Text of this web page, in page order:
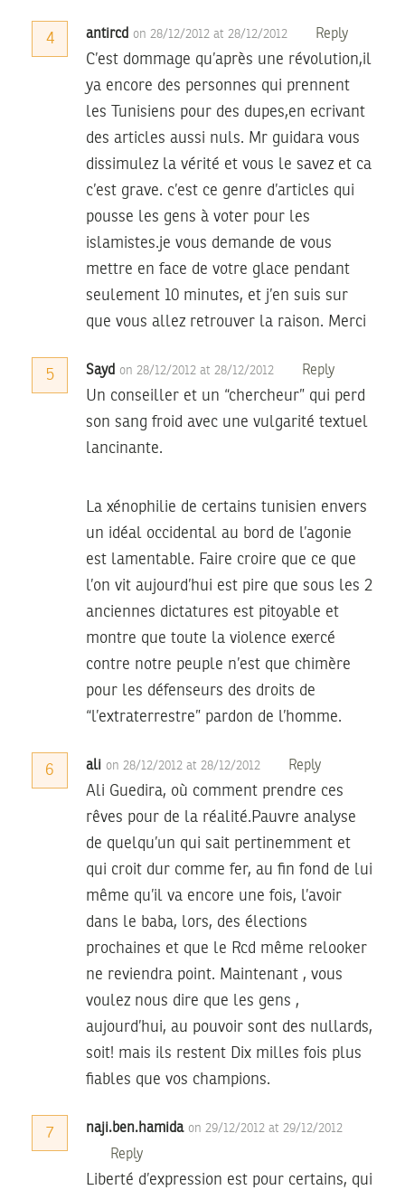
4 antircd on 28/12/2012 at 28/12/2012 Reply
C’est dommage qu’après une révolution,il
ya encore des personnes qui prennent
les Tunisiens pour des dupes,en ecrivant
des articles aussi nuls. Mr guidara vous
dissimulez la vérité et vous le savez et ca
c’est grave. c’est ce genre d’articles qui
pousse les gens à voter pour les
islamistes.je vous demande de vous
mettre en face de votre glace pendant
seulement 10 minutes, et j’en suis sur
que vous allez retrouver la raison. Merci
5 Sayd on 28/12/2012 at 28/12/2012 Reply
Un conseiller et un “chercheur” qui perd
son sang froid avec une vulgarité textuel
lancinante.
La xénophilie de certains tunisien envers
un idéal occidental au bord de l’agonie
est lamentable. Faire croire que ce que
l’on vit aujourd’hui est pire que sous les 2
anciennes dictatures est pitoyable et
montre que toute la violence exercé
contre notre peuple n’est que chimère
pour les défenseurs des droits de
“l’extraterrestre” pardon de l’homme.
6 ali on 28/12/2012 at 28/12/2012 Reply
Ali Guedira, où comment prendre ces
rêves pour de la réalité.Pauvre analyse
de quelqu’un qui sait pertinemment et
qui croit dur comme fer, au fin fond de lui
même qu’il va encore une fois, l’avoir
dans le baba, lors, des élections
prochaines et que le Rcd même relooker
ne reviendra point. Maintenant , vous
voulez nous dire que les gens ,
aujourd’hui, au pouvoir sont des nullards,
soit! mais ils restent Dix milles fois plus
fiables que vos champions.
7 naji.ben.hamida on 29/12/2012 at 29/12/2012
Reply
Liberté d’expression est pour certains, qui